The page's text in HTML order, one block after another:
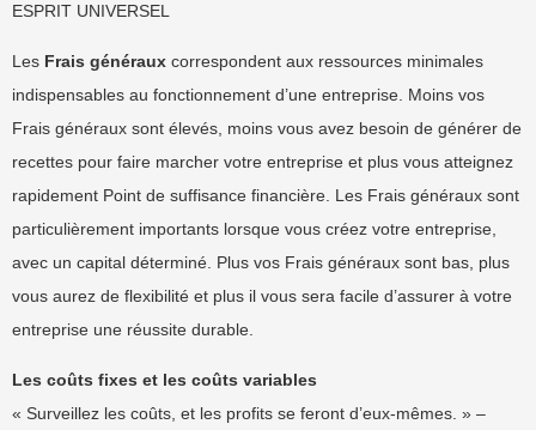
ESPRIT UNIVERSEL
Les Frais généraux correspondent aux ressources minimales
indispensables au fonctionnement d’une entreprise. Moins vos
Frais généraux sont élevés, moins vous avez besoin de générer de
recettes pour faire marcher votre entreprise et plus vous atteignez
rapidement Point de suffisance financière. Les Frais généraux sont
particulièrement importants lorsque vous créez votre entreprise,
avec un capital déterminé. Plus vos Frais généraux sont bas, plus
vous aurez de flexibilité et plus il vous sera facile d’assurer à votre
entreprise une réussite durable.
Les coûts fixes et les coûts variables
« Surveillez les coûts, et les profits se feront d’eux-mêmes. » –